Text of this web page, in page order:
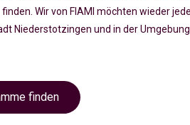
Wir von FIAMI möchten wieder
Niederstotzingen und in der
finden